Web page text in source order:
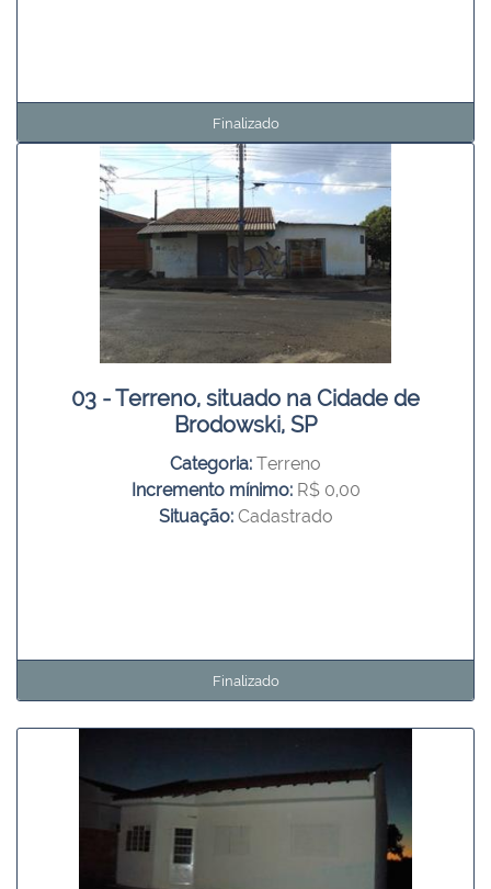
Finalizado
03 - Terreno, situado na Cidade de
Brodowski, SP
Categoria: Terreno
Incremento mínimo: R$ 0,00
Situação: Cadastrado
Finalizado